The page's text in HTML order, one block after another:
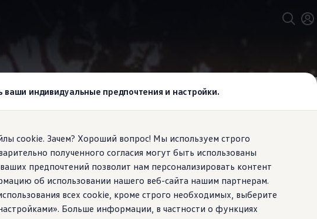
ваши индивидуальные предпочтения и настройки.
cookie. Зачем? Хороший вопрос! Мы используем строго
полученного согласия могут быть использованы
предпочтений позволит нам персонализировать контент
об использовании нашего веб-сайта нашим партнерам.
всех cookie, кроме строго необходимых, выберите
Больше информации, в частности о функциях
Front Assist
И